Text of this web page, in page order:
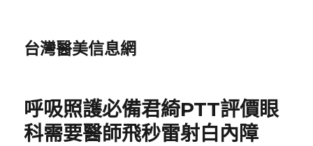
台灣醫美信息網
呼吸照護必備君綺PTT評價眼
科需要醫師飛秒雷射白內障